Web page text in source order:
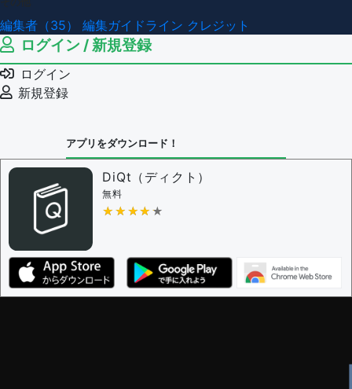
編集者（35） 編集ガイドライン クレジット
ログイン / 新規登録
ログイン
新規登録
アプリをダウンロード！
DiQt（ディクト）
無料
★★★★★
★★★★★